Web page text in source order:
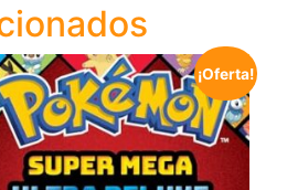
¡Oferta!